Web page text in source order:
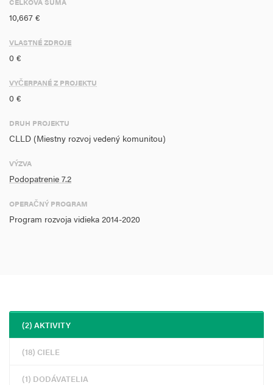
rozdelený na etapy, pričom bude po ukončení realizácie funkčný a
životaschopný. Ostatné všeobecné a špecifické podmienky
poskytnutia príspevku sú podrobnejšie popísané v povinnej prílohe
10,667 €
VLASTNÉ ZDROJE
0 €
VYČERPANÉ Z PROJEKTU
0 €
DRUH PROJEKTU
CLLD (Miestny rozvoj vedený komunitou)
VÝZVA
Podopatrenie 7.2
OPERAČNÝ PROGRAM
Program rozvoja vidieka 2014-2020
(2) AKTIVITY
(18) CIELE
(1) DODÁVATELIA